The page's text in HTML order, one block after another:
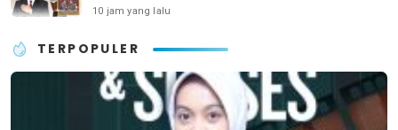
10 jam yang lalu
TERPOPULER